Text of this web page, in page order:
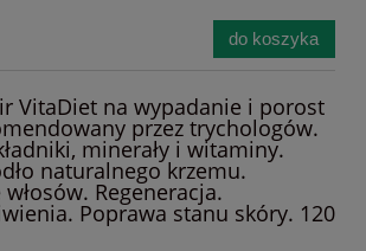
do koszyka
VitaDiet na wypadanie i porost
przez trychologów.
minerały i witaminy.
naturalnego krzemu.
Regeneracja.
Poprawa stanu skóry. 120